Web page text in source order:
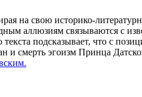
на свою историко-
аллюзиям связываются с
подсказывает, что с
смерть эгоизм Принца